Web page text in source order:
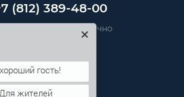
(812) 389-48-00
нам круглосуточно
Информация
Здравствуйте, хороший гость!